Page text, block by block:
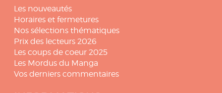
Les nouveautés
Horaires et fermetures
Nos sélections thématiques
Prix des lecteurs 2026
Les coups de coeur 2025
Les Mordus du Manga
Vos derniers commentaires